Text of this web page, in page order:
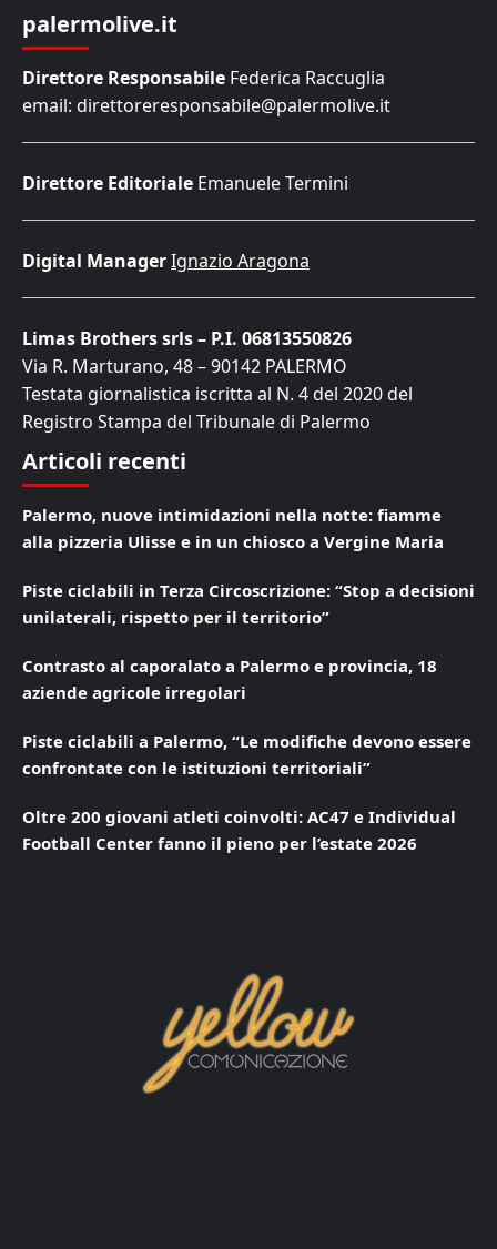
palermolive.it
Direttore Responsabile Federica Raccuglia
email: direttoreresponsabile@palermolive.it
Direttore Editoriale Emanuele Termini
Digital ManagerIgnazio Aragona
Limas Brothers srls – P.I. 06813550826
Via R. Marturano, 48 – 90142 PALERMO
Testata giornalistica iscritta al N. 4 del 2020 del
Registro Stampa del Tribunale di Palermo
Articoli recenti
Palermo, nuove intimidazioni nella notte: fiamme
alla pizzeria Ulisse e in un chiosco a Vergine Maria
Piste ciclabili in Terza Circoscrizione: “Stop a decisioni
unilaterali, rispetto per il territorio”
Contrasto al caporalato a Palermo e provincia, 18
aziende agricole irregolari
Piste ciclabili a Palermo, “Le modifiche devono essere
confrontate con le istituzioni territoriali”
Oltre 200 giovani atleti coinvolti: AC47 e Individual
Football Center fanno il pieno per l’estate 2026